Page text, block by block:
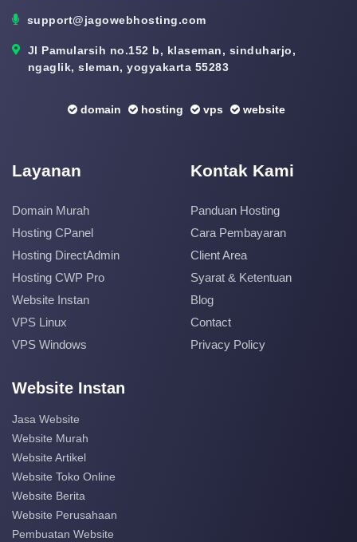
support@jagowebhosting.com
Jl Pamularsih no.152 b, klaseman, sinduharjo,
ngaglik, sleman, yogyakarta 55283
domain hosting vps website
Layanan
Domain Murah
Hosting CPanel
Hosting DirectAdmin
Hosting CWP Pro
Website Instan
VPS Linux
VPS Windows
Kontak Kami
Panduan Hosting
Cara Pembayaran
Client Area
Syarat & Ketentuan
Blog
Contact
Privacy Policy
Website Instan
Jasa Website
Website Murah
Website Artikel
Website Toko Online
Website Berita
Website Perusahaan
Pembuatan Website